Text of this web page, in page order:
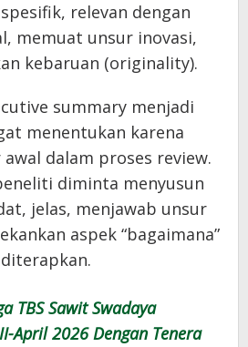
relevan dengan
memuat unsur inovasi,
kebaruan (originality).
summary menjadi
menentukan karena
dalam proses review.
diminta menyusun
jelas, menjawab unsur
aspek “bagaimana”
TBS Sawit Swadaya
April 2026 Dengan Tenera